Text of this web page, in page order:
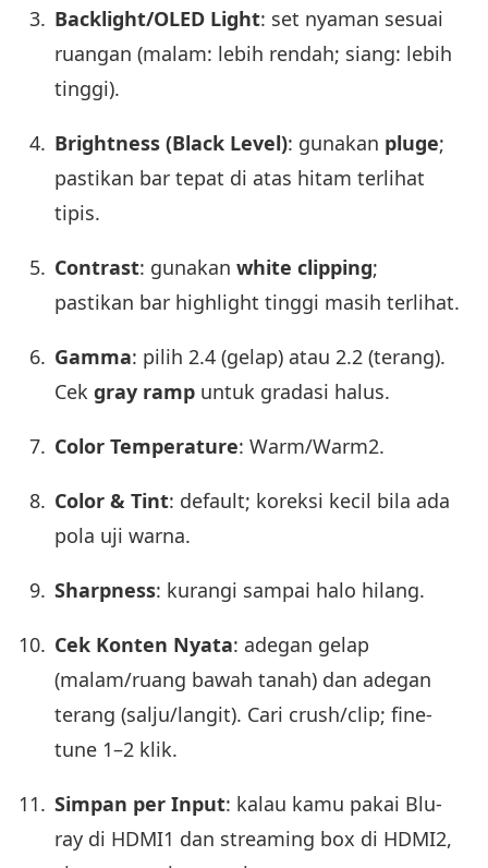
Backlight/OLED Light: set nyaman sesuai
ruangan (malam: lebih rendah; siang: lebih
tinggi).
Brightness (Black Level): gunakan pluge;
pastikan bar tepat di atas hitam terlihat
tipis.
Contrast: gunakan white clipping;
pastikan bar highlight tinggi masih terlihat.
Gamma: pilih 2.4 (gelap) atau 2.2 (terang).
Cek gray ramp untuk gradasi halus.
Color Temperature: Warm/Warm2.
Color & Tint: default; koreksi kecil bila ada
pola uji warna.
Sharpness: kurangi sampai halo hilang.
Cek Konten Nyata: adegan gelap
(malam/ruang bawah tanah) dan adegan
terang (salju/langit). Cari crush/clip; fine-
tune 1–2 klik.
Simpan per Input: kalau kamu pakai Blu-
ray di HDMI1 dan streaming box di HDMI2,